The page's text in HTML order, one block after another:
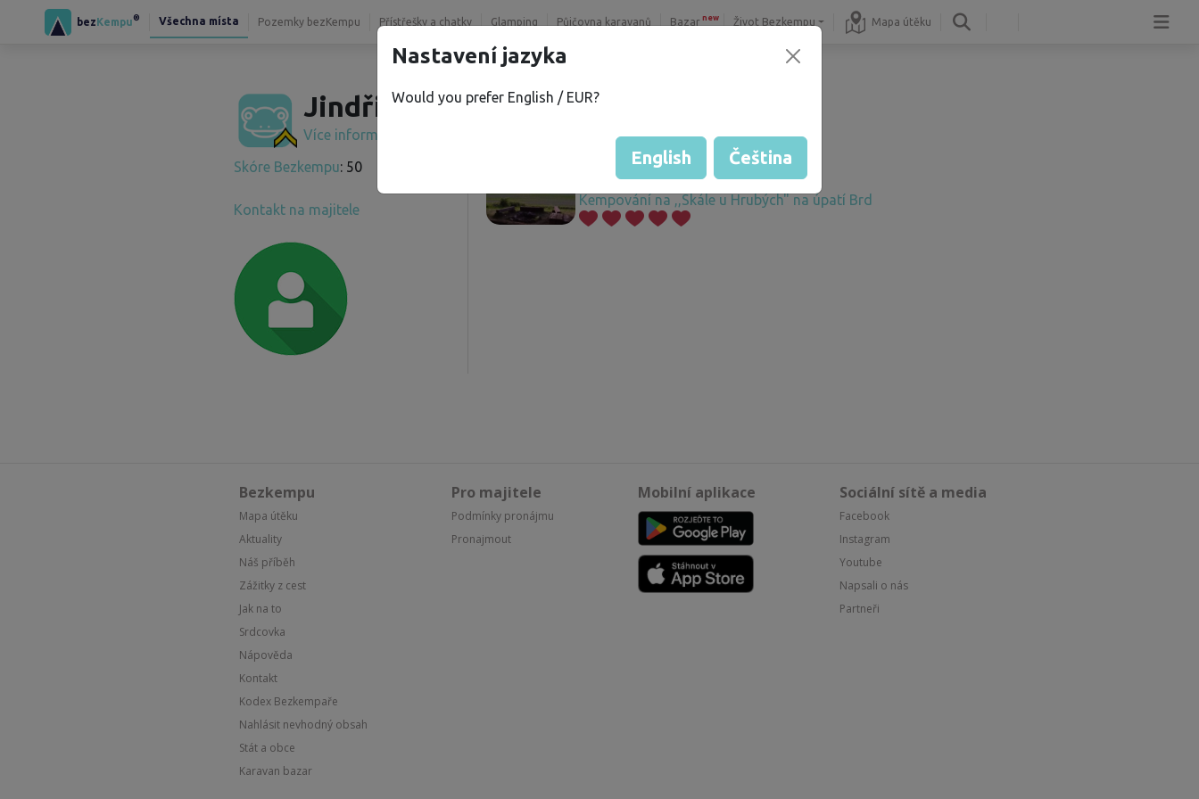
bezKempu® Všechna místa Pozemky bezKempu Přístřešky a chatky Glamping Půjčovna karavanů Bazar new Život Bezkempu Mapa útěku
Jindřich H.
Více informací
Skóre Bezkempu: 50
Kontakt na majitele
Kempování na ,,Skále u Hrubých" na úpatí Brd
Bezkempu
Mapa útěku
Aktuality
Náš příběh
Zážitky z cest
Jak na to
Srdcovka
Nápověda
Kontakt
Kodex Bezkempaře
Nahlásit nevhodný obsah
Stát a obce
Karavan bazar
Pro majitele
Podmínky pronájmu
Pronajmout
Mobilní aplikace Sociální sítě a media
Facebook
Instagram
Youtube
Napsali o nás
Partneři
Nastavení jazyka
Would you prefer English / EUR?
English Čeština